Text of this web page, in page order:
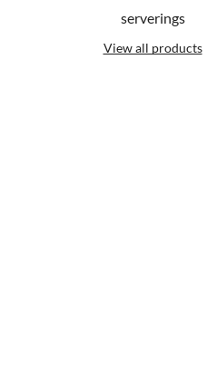
serverings
View all products